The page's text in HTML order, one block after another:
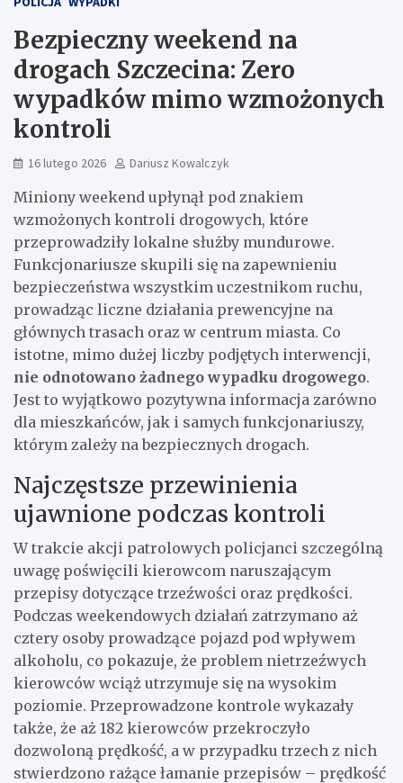
Bezpieczny weekend na
drogach Szczecina: Zero
wypadków mimo wzmożonych
kontroli
16 lutego 2026 Dariusz Kowalczyk
Miniony weekend upłynął pod znakiem
wzmożonych kontroli drogowych, które
przeprowadziły lokalne służby mundurowe.
Funkcjonariusze skupili się na zapewnieniu
bezpieczeństwa wszystkim uczestnikom ruchu,
prowadząc liczne działania prewencyjne na
głównych trasach oraz w centrum miasta. Co
istotne, mimo dużej liczby podjętych interwencji,
nie odnotowano żadnego wypadku drogowego.
Jest to wyjątkowo pozytywna informacja zarówno
dla mieszkańców, jak i samych funkcjonariuszy,
którym zależy na bezpiecznych drogach.
Najczęstsze przewinienia
ujawnione podczas kontroli
W trakcie akcji patrolowych policjanci szczególną
uwagę poświęcili kierowcom naruszającym
przepisy dotyczące trzeźwości oraz prędkości.
Podczas weekendowych działań zatrzymano aż
cztery osoby prowadzące pojazd pod wpływem
alkoholu, co pokazuje, że problem nietrzeźwych
kierowców wciąż utrzymuje się na wysokim
poziomie. Przeprowadzone kontrole wykazały
także, że aż 182 kierowców przekroczyło
dozwoloną prędkość, a w przypadku trzech z nich
stwierdzono rażące łamanie przepisów – prędkość